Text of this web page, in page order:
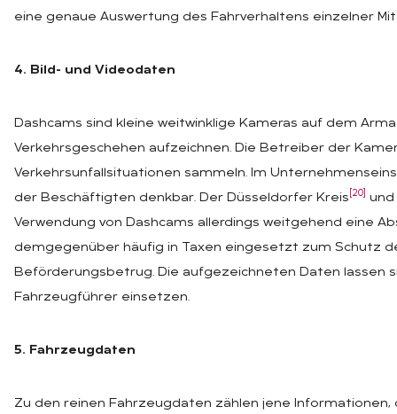
eine genaue Auswertung des Fahrverhaltens einzelner
4. Bild- und Videodaten
Dashcams sind kleine weitwinklige Kameras auf dem
Verkehrsgeschehen aufzeichnen. Die Betreiber der
Verkehrsunfallsituationen sammeln. Im
der Beschäftigten denkbar. Der Düsseldorfer Kreis [20]
und
Verwendung von Dashcams allerdings weitgehend eine
demgegenüber häufig in Taxen eingesetzt zum Schutz
Beförderungsbetrug. Die aufgezeichneten Daten lassen
Fahrzeugführer einsetzen.
5. Fahrzeugdaten
Zu den reinen Fahrzeugdaten zählen jene Informationen,